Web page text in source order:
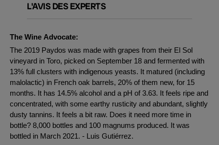
L'AVIS DES EXPERTS
The Wine Advocate:
The 2019 Paydos was made with grapes from their El Sol
vineyard in Toro, picked on September 18 and fermented with
13% full clusters with indigenous yeasts. It matured (including
malolactic) in French oak barrels, 20% of them new, for 15
months. It has 14.5% alcohol and a pH of 3.63. It feels ripe and
concentrated, with some earthy rusticity and abundant, slightly
dusty tannins. It feels a bit raw. Does it need more time in
bottle? 8,000 bottles and 100 magnums produced. It was
bottled in March 2021. - Luis Gutiérrez.